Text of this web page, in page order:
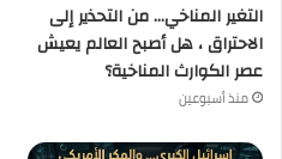
التغير المناخي… من التحذير إلى
الاحتراق ، هل أصبح العالم يعيش
عصر الكوارث المناخية؟
منذ أسبوعين